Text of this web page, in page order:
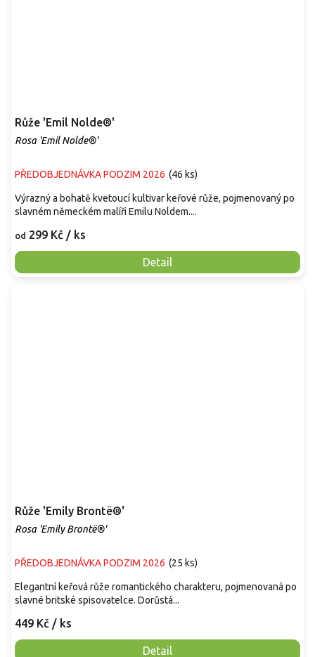
Růže 'Emil Nolde®'
Rosa 'Emil Nolde®'
PŘEDOBJEDNÁVKA PODZIM 2026 (46 ks)
od 299 Kč / ks
Detail
Výrazný a bohatě kvetoucí kultivar keřové růže, pojmenovaný po
slavném německém malíři Emilu Noldem....
Růže 'Emily Brontë®'
Rosa 'Emily Brontë®'
PŘEDOBJEDNÁVKA PODZIM 2026 (25 ks)
449 Kč / ks
Detail
Elegantní keřová růže romantického charakteru, pojmenovaná po
slavné britské spisovatelce. Dorůstá...